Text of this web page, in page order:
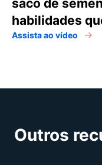
saco de
habilidades
Assista ao vídeo
Outros